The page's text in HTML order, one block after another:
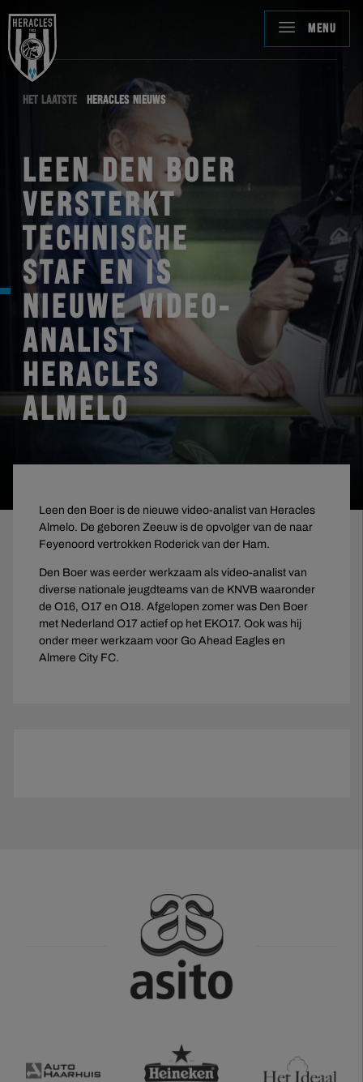
MENU
HET LAATSTE HERACLES NIEUWS
LEEN DEN BOER
VERSTERKT
TECHNISCHE
STAF EN IS
NIEUWE VIDEO-
ANALIST
HERACLES
ALMELO
Leen den Boer is de nieuwe video-analist van Heracles
Almelo. De geboren Zeeuw is de opvolger van de naar
Feyenoord vertrokken Roderick van der Ham.
Den Boer was eerder werkzaam als video-analist van
diverse nationale jeugdteams van de KNVB waaronder
de O16, O17 en O18. Afgelopen zomer was Den Boer
met Nederland O17 actief op het EKO17. Ook was hij
onder meer werkzaam voor Go Ahead Eagles en
Almere City FC.